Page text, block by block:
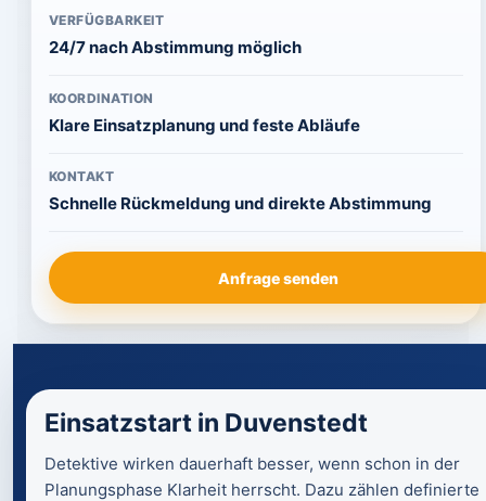
VERFÜGBARKEIT
24/7 nach Abstimmung möglich
KOORDINATION
Klare Einsatzplanung und feste Abläufe
KONTAKT
Schnelle Rückmeldung und direkte Abstimmung
Anfrage senden
Einsatzstart in Duvenstedt
Detektive wirken dauerhaft besser, wenn schon in der
Planungsphase Klarheit herrscht. Dazu zählen definierte